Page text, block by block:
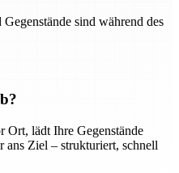
sind während des
Ort, lädt Ihre Gegenstände
ans Ziel – strukturiert, schnell